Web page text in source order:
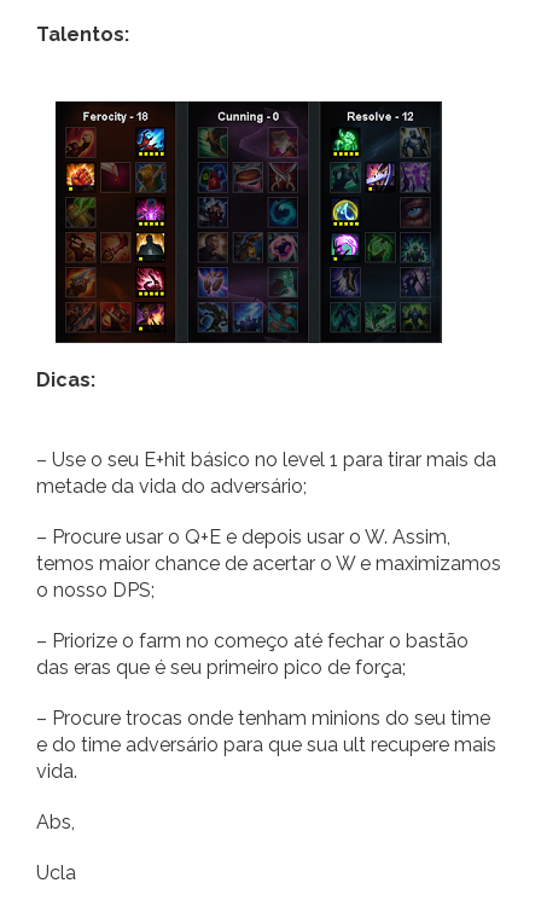
Talentos:
Dicas:
– Use o seu E+hit básico no level 1 para tirar mais da
metade da vida do adversário;
– Procure usar o Q+E e depois usar o W. Assim,
temos maior chance de acertar o W e maximizamos
o nosso DPS;
– Priorize o farm no começo até fechar o bastão
das eras que é seu primeiro pico de força;
– Procure trocas onde tenham minions do seu time
e do time adversário para que sua ult recupere mais
vida.
Abs,
Ucla